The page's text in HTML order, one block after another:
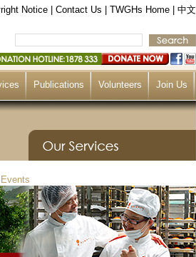
Notice Contact Us TWGHs Home 中文
Publications Volunteers Join Us
Events